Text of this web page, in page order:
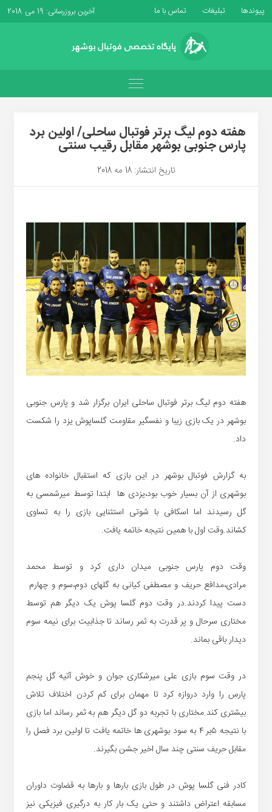
پیوندها تبلیغات تماس با ما آخرین بروزرسانی: 19 می 2018
هفته دوم لیگ برتر فوتبال ساحلی/ اولین برد
پارس جنوبی بوشهر مقابل رقیب سنتی
تاریخ انتشار: 18 مه 2018
هفته دوم لیگ برتر فوتبال ساحلی ایران برگزار شد و پارس جنوبی
بوشهر در یک بازی زیبا و نفسگیر مقاومت گلساپوش یزد را شکست
داد.
به گزارش فوتبال بوشهر در این بازی که استقبال خانواده های
بوشهری از آن بسیار خوب بود،یزدی ها ابتدا توسط میرشمسی به
گل رسیدند اما اسکافی با شوتی استثنایی بازی را به تساوی
کشاند.وقت اول با همین نتیجه خاتمه یافت.
وقت دوم پارس جنوبی میدان داری کرد و توسط محمد
مرادی،مدافع حریف و مصطفی کیانی به گلهای دوم،سوم و چهارم
دست پیدا کردند.در وقت دوم گلسا پوش یک دیگر هم توسط
مختاری سرحال و پر قدرت به ثمر رساند تا جذابیت برای نیمه سوم
دیدار باقی بماند.
در وقت سوم بازی علی میرشکاری جوان و خوش آتیه گل پنجم
پارس را وارد دروازه کرد تا مهمان برای کم کردن اختلاف تلاش
بیشتری کند.مختاری با تجربه دو گل دیگر هم به ثمر رساند اما بازی
با نتیجه ۵بر ۴ به سود بوشهری ها خاتمه یافت تا اولین برد فصل را
مقابل حریف سنتی چند سال اخیر جشن بگیرند.
کادر فنی گلسا پوش در طول بازی بارها و بارها به قضاوت داوران
مسابقه اعتراض داشتند و حتی یک بار کار به درگیری فیزیکی نیز